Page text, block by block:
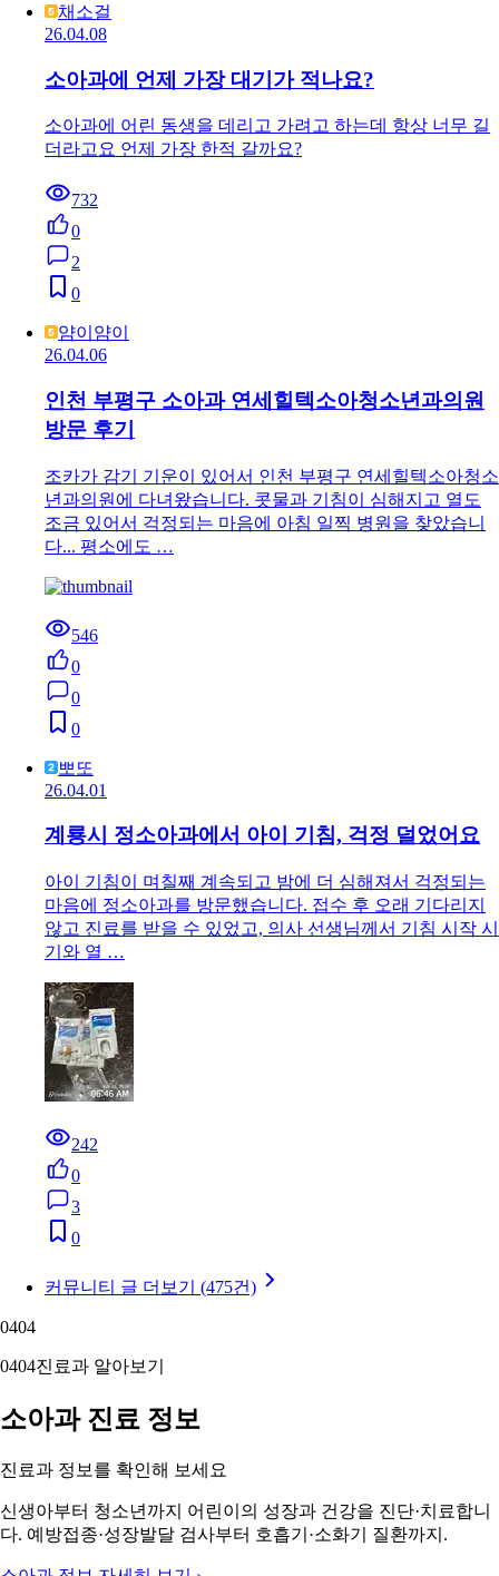
채소걸
26.04.08
소아과에 언제 가장 대기가 적나요?
소아과에 어린 동생을 데리고 가려고 하는데 항상 너무 길
더라고요 언제 가장 한적 갈까요?
732
0
2
0
얌이얌이
26.04.06
인천 부평구 소아과 연세힐텍소아청소년과의원
방문 후기
조카가 감기 기운이 있어서 인천 부평구 연세힐텍소아청소
년과의원에 다녀왔습니다. 콧물과 기침이 심해지고 열도
조금 있어서 걱정되는 마음에 아침 일찍 병원을 찾았습니
다... 평소에도 …
546
0
0
0
뽀또
26.04.01
계룡시 정소아과에서 아이 기침, 걱정 덜었어요
아이 기침이 며칠째 계속되고 밤에 더 심해져서 걱정되는
마음에 정소아과를 방문했습니다. 접수 후 오래 기다리지
않고 진료를 받을 수 있었고, 의사 선생님께서 기침 시작 시
기와 열 …
242
0
3
0
커뮤니티 글 더보기 (475건)
0404
0404진료과 알아보기
소아과 진료 정보
진료과 정보를 확인해 보세요
신생아부터 청소년까지 어린이의 성장과 건강을 진단·치료합니
다. 예방접종·성장발달 검사부터 호흡기·소화기 질환까지.